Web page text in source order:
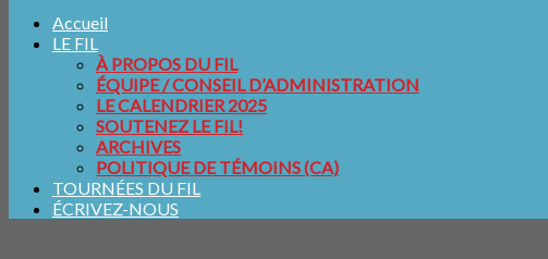
Accueil
LE FIL
À PROPOS DU FIL
ÉQUIPE / CONSEIL D’ADMINISTRATION
LE CALENDRIER 2025
SOUTENEZ LE FIL!
ARCHIVES
POLITIQUE DE TÉMOINS (CA)
TOURNÉES DU FIL
ÉCRIVEZ-NOUS